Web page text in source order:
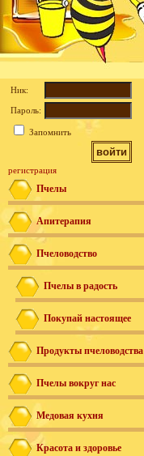
Ник:
Пароль:
Запомнить
регистрация
Пчелы
Апитерапия
Пчеловодство
Пчелы в радость
Покупай настоящее
Продукты пчеловодства
Пчелы вокруг нас
Медовая кухня
Красота и здоровье